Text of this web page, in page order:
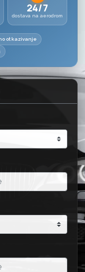
24/7
dostava na aerodrom
otkazivanje